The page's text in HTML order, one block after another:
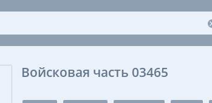
Войсковая часть 03465